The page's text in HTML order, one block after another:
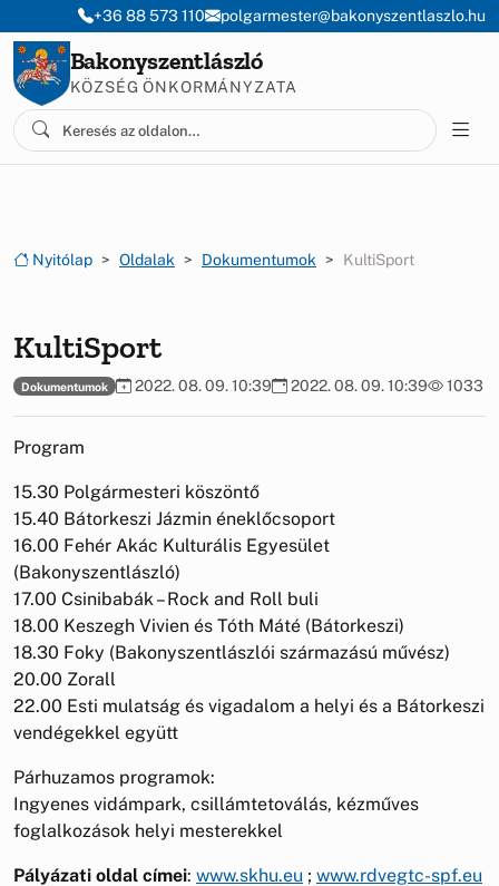
Ugrás a menüre
Ugrás a tartalomra
+36 88 573 110 polgarmester@bakonyszentlaszlo.hu
Bakonyszentlászló
KÖZSÉG ÖNKORMÁNYZATA
Nyitólap Oldalak Dokumentumok KultiSport
KultiSport
Dokumentumok 2022. 08. 09. 10:39 2022. 08. 09. 10:39 1033
Program
15.30 Polgármesteri köszöntő
15.40 Bátorkeszi Jázmin éneklőcsoport
16.00 Fehér Akác Kulturális Egyesület
(Bakonyszentlászló)
17.00 Csinibabák – Rock and Roll buli
18.00 Keszegh Vivien és Tóth Máté (Bátorkeszi)
18.30 Foky (Bakonyszentlászlói származású művész)
20.00 Zorall
22.00 Esti mulatság és vigadalom a helyi és a Bátorkeszi
vendégekkel együtt
Párhuzamos programok:
Ingyenes vidámpark, csillámtetoválás, kézműves
foglalkozások helyi mesterekkel
Pályázati oldal címei: www.skhu.eu ; www.rdvegtc-spf.eu